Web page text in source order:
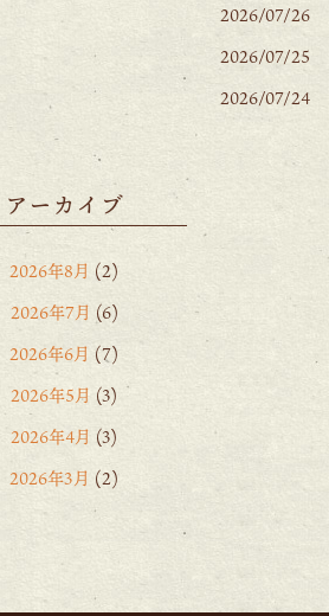
2026/07/26
2026/07/25
2026/07/24
アーカイブ
2026年8月 (2)
2026年7月 (6)
2026年6月 (7)
2026年5月 (3)
2026年4月 (3)
2026年3月 (2)
(6)
2026年1月
(15)